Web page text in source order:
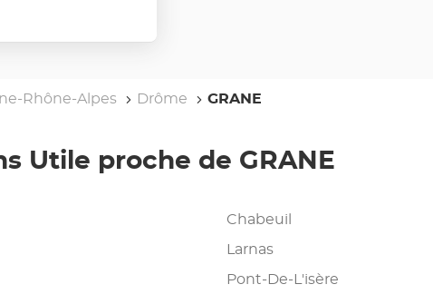
Rhône-Alpes Drôme GRANE
Utile proche de GRANE
Chabeuil
Larnas
Pont-De-L'isère